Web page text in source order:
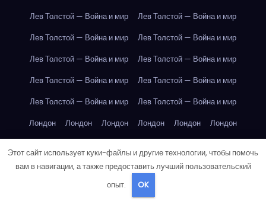
Лев Толстой — Война и мир
Лев Толстой — Война и мир
Лев Толстой — Война и мир
Лев Толстой — Война и мир
Лев Толстой — Война и мир
Лев Толстой — Война и мир
Лев Толстой — Война и мир
Лев Толстой — Война и мир
Лев Толстой — Война и мир
Лев Толстой — Война и мир
Лондон
Лондон Лондон Лондон Лондон
Лондон
Лондон
Лондон Лондон Лондон Лондон
Лондон
Лондон Лондон
Этот сайт использует куки-файлы и другие технологии, чтобы помочь
вам в навигации, а также предоставить лучший пользовательский
опыт.
OK